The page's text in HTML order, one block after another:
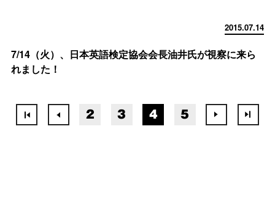
2015.07.14
7/14（火）、日本英語検定協会会長油井氏が視察に来ら
れました！
2 3 4 5